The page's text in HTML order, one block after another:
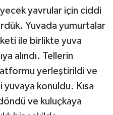
yavrular için ciddi
Yuvada yumurtalar
ile birlikte yuva
alındı. Tellerin
yerleştirildi ve
konuldu. Kısa
ve kuluçkaya